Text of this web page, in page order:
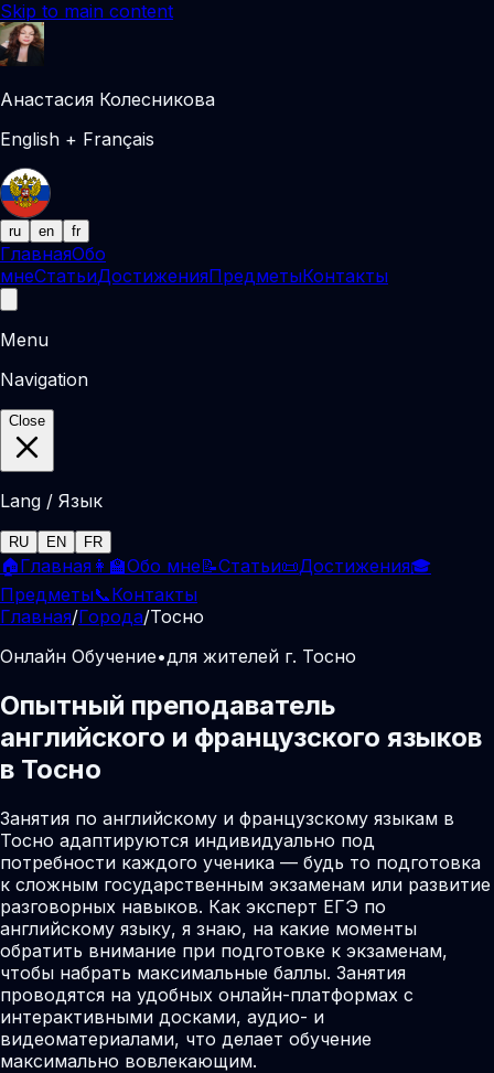
Skip to main content
Анастасия Колесникова
English + Français
ru en fr
ГлавнаяОбо
мнеСтатьиДостиженияПредметыКонтакты
Menu
Navigation
Close
Lang / Язык
RU EN FR
🏠Главная 👩‍🏫Обо мне📝Статьи📜Достижения🎓
Предметы📞Контакты
Главная/Города/Тосно
Онлайн Обучение•для жителей г. Тосно
Опытный преподаватель
английского и французского языков
в Тосно
Занятия по английскому и французскому языкам в
Тосно адаптируются индивидуально под
потребности каждого ученика — будь то подготовка
к сложным государственным экзаменам или развитие
разговорных навыков. Как эксперт ЕГЭ по
английскому языку, я знаю, на какие моменты
обратить внимание при подготовке к экзаменам,
чтобы набрать максимальные баллы. Занятия
проводятся на удобных онлайн-платформах с
интерактивными досками, аудио- и
видеоматериалами, что делает обучение
максимально вовлекающим.